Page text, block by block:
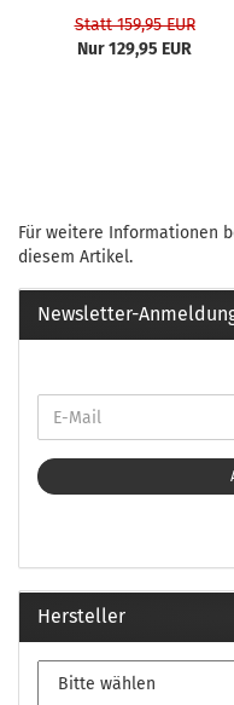
Statt 159,95 EUR
Nur 129,95 EUR
Für weitere Informationen
diesem Artikel.
Newsletter-
Hersteller